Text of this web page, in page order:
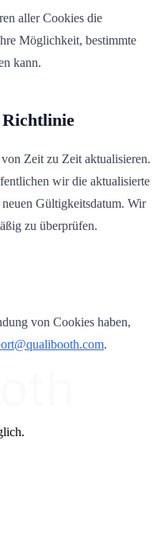
aller Cookies die
Möglichkeit, bestimmte
kann.
Zeit zu Zeit aktualisieren.
wir die aktualisierte
Gültigkeitsdatum. Wir
zu überprüfen.
von Cookies haben,
.